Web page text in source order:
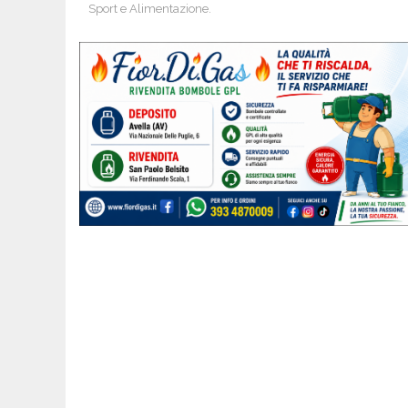
Sport e Alimentazione.